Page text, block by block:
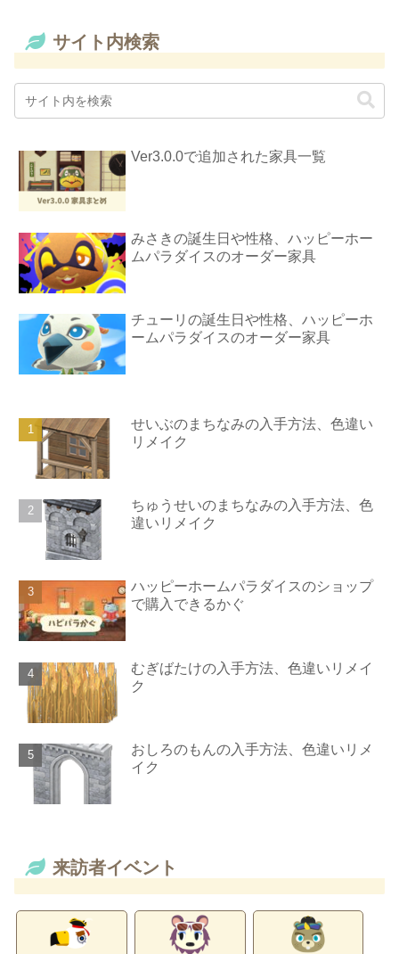
サイト内検索
Ver3.0.0で追加された家具一覧
みさきの誕生日や性格、ハッピーホー
ムパラダイスのオーダー家具
チューリの誕生日や性格、ハッピーホ
ームパラダイスのオーダー家具
せいぶのまちなみの入手方法、色違い
リメイク
ちゅうせいのまちなみの入手方法、色
違いリメイク
ハッピーホームパラダイスのショップ
で購入できるかぐ
むぎばたけの入手方法、色違いリメイ
ク
おしろのもんの入手方法、色違いリメ
イク
来訪者イベント